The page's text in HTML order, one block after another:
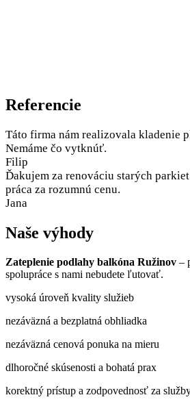
Referencie
Táto firma nám realizovala kladenie
Nemáme čo vytknúť.
Filip
Ďakujem za renováciu starých
práca za rozumnú cenu.
Jana
Naše výhody
Zateplenie podlahy balkóna Ružinov –
spolupráce s nami nebudete ľutovať.
vysoká úroveň kvality služieb
nezáväzná a bezplatná obhliadka
nezáväzná cenová ponuka na mieru
dlhoročné skúsenosti a bohatá prax
korektný prístup a zodpovednosť za